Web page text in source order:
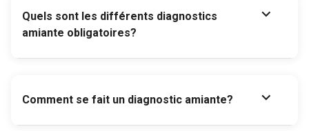
Quels sont les différents diagnostics
amiante obligatoires?
expand_more
Comment se fait un diagnostic amiante? expand_more